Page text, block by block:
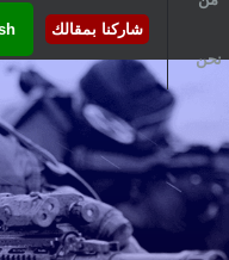
نحن
شاركنا بمقالك